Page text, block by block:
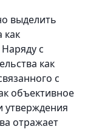
выделить
как
с
как
с
объективное
утверждения
отражает